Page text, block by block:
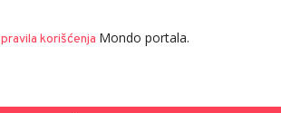
pravila korišćenja Mondo portala.